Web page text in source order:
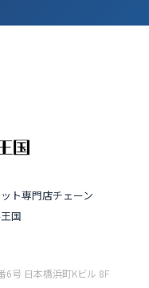
ト専門店チェーン
国
6号 日本橋浜町Kビル 8F